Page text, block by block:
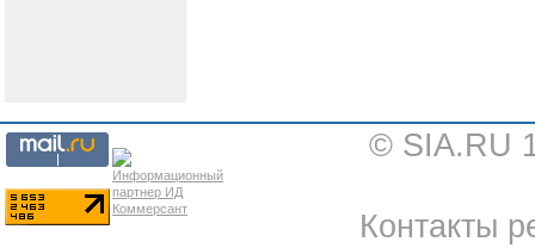
© SIA.RU
Контакты